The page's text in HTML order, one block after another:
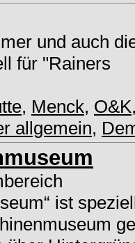
und auch
für "Rainers
, Menck, O&K
allgemein,
ist